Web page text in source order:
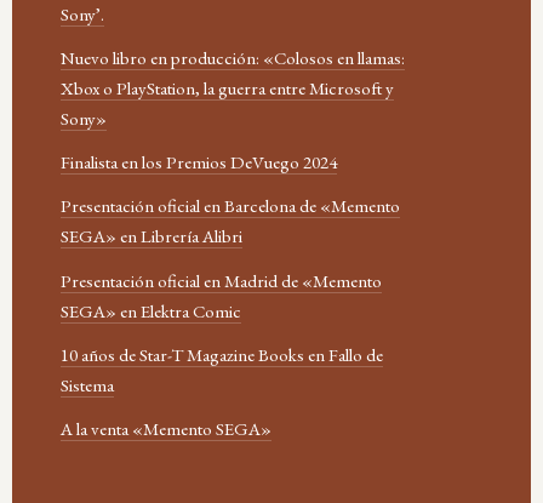
Sony’.
Nuevo libro en producción: «Colosos en llamas:
Xbox o PlayStation, la guerra entre Microsoft y
Sony»
Finalista en los Premios DeVuego 2024
Presentación oficial en Barcelona de «Memento
SEGA» en Librería Alibri
Presentación oficial en Madrid de «Memento
SEGA» en Elektra Comic
10 años de Star-T Magazine Books en Fallo de
Sistema
A la venta «Memento SEGA»